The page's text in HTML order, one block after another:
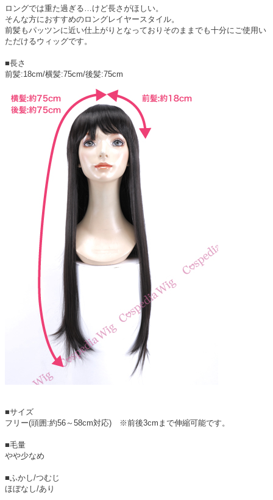
ロングでは重た過ぎる…けど長さがほしい。
そんな方におすすめのロングレイヤースタイル。
前髪もパッツンに近い仕上がりとなっておりそのままでも十分にご使用い
ただけるウィッグです。
■長さ
前髪:18cm/横髪:75cm/後髪:75cm
■サイズ
フリー(頭囲:約56～58cm対応) ※前後3cmまで伸縮可能です。
■毛量
やや少なめ
■ふかし/つむじ
ほぼなし/あり